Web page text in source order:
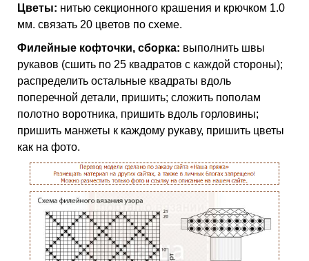
Цветы: нитью секционного крашения и крючком 1.0
мм. связать 20 цветов по схеме.
Филейные кофточки, сборка: выполнить швы
рукавов (сшить по 25 квадратов с каждой стороны);
распределить остальные квадраты вдоль
поперечной детали, пришить; сложить пополам
полотно воротника, пришить вдоль горловины;
пришить манжеты к каждому рукаву, пришить цветы
как на фото.